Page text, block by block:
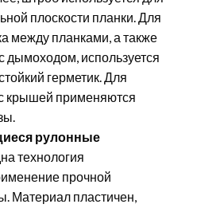
плоскости планки. Для
между планками, а также
дымоходом, используется
герметик. Для
крышей применяются
рулонные
технология
прочной
Материал пластичен,